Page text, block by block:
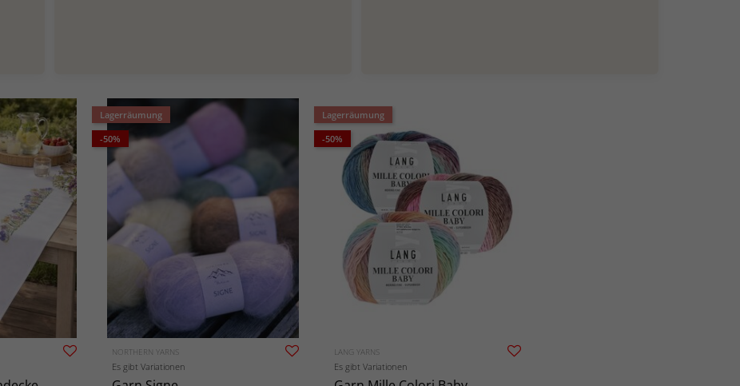
Lagerräumung
-50%
NORTHERN YARNS
Es gibt Variationen
Lagerräumung
-50%
LANG YARNS
Es gibt Variationen